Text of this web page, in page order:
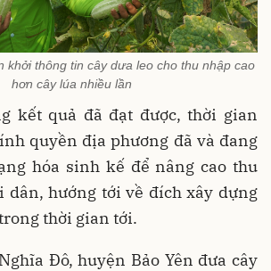
khởi thông tin cây dưa leo cho thu nhập cao
hơn cây lúa nhiều lần
kết quả đã đạt được, thời gian
quyền địa phương đã và đang
hóa sinh kế để nâng cao thu
dân, hướng tới về đích xây dựng
thời gian tới.
Đô, huyện Bảo Yên đưa cây